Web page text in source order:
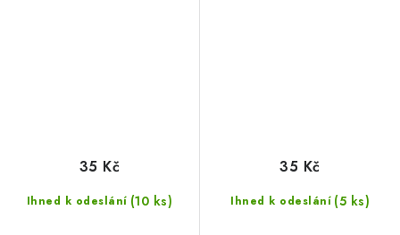
Ihned k odeslání (10 ks)
35 Kč
Ihned k odeslání (5 ks)
35 Kč